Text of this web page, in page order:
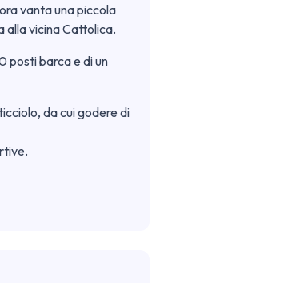
vanta una piccola
alla vicina Cattolica.
posti barca e di un
da cui godere di